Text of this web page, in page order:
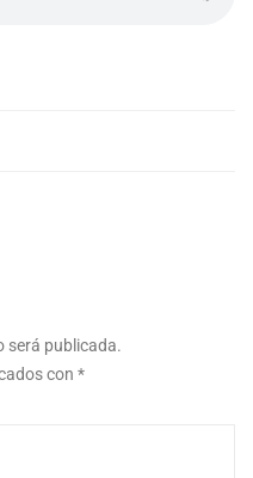
será publicada.
con *